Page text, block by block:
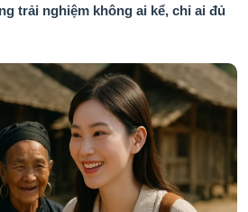
trải nghiệm không ai kể, chỉ ai đủ